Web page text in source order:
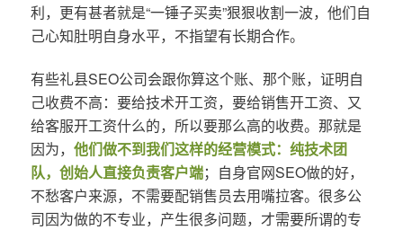
利，更有甚者就是“一锤子买卖”狠狠收割一波，他们自
己心知肚明自身水平，不指望有长期合作。
有些礼县SEO公司会跟你算这个账、那个账，证明自
己收费不高：要给技术开工资，要给销售开工资、又
给客服开工资什么的，所以要那么高的收费。那就是
因为， 他们做不到我们这样的经营模式：纯技术团
队，创始人直接负责客户端；自身官网SEO做的好，
不愁客户来源，不需要配销售员去用嘴拉客。很多公
司因为做的不专业，产生很多问题，才需要所谓的专